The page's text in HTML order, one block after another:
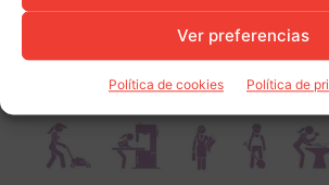
Ver preferencias
Política de cookies Política de